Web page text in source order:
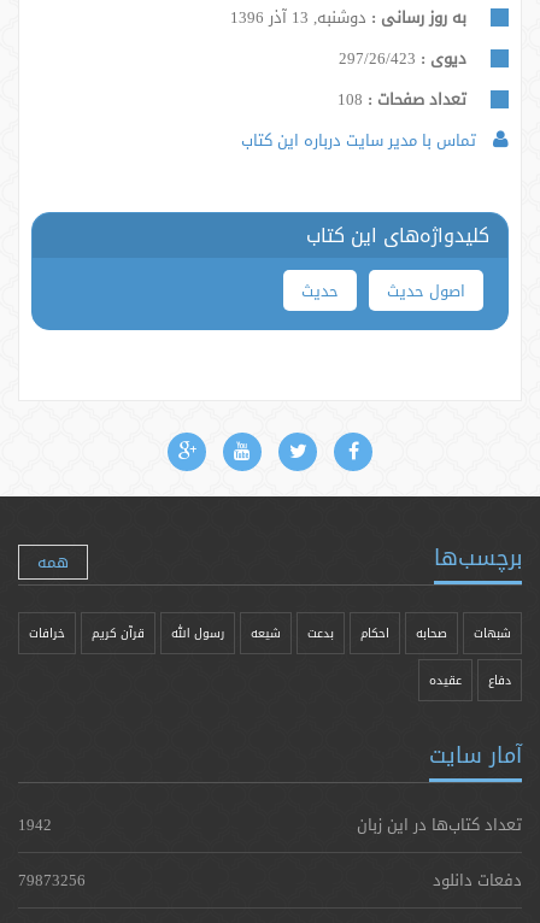
به روز رسانی : دوشنبه, 13 آذر 1396
دیوی : 297/26/423
تعداد صفحات :
تماس با مدیر سایت درباره این کتاب
کلیدواژه‌های این کتاب
اصول حدیث حدیث
برچسب‌ها همه
شبهات صحابه احکام بدعت شیعه رسول الله قرآن کریم خرافات
دفاع عقیده
آمار سایت
تعداد کتاب‌ها در این زبان
1942
دفعات دانلود
79873256